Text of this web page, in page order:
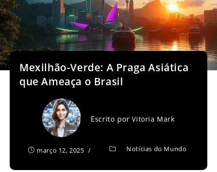
Mexilhão-Verde: A Praga Asiática
que Ameaça o Brasil
Escrito porVitoria Mark
março 12, 2025 Notícias do Mundo